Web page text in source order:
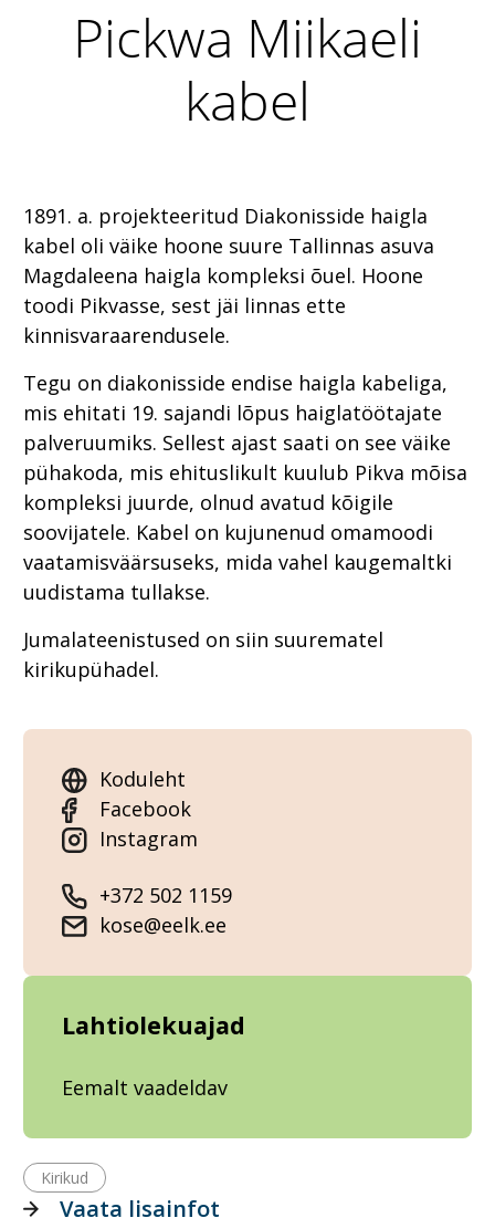
Pickwa Miikaeli
kabel
1891. a. projekteeritud Diakonisside haigla
kabel oli väike hoone suure Tallinnas asuva
Magdaleena haigla kompleksi õuel. Hoone
toodi Pikvasse, sest jäi linnas ette
kinnisvaraarendusele.
Tegu on diakonisside endise haigla kabeliga,
mis ehitati 19. sajandi lõpus haiglatöötajate
palveruumiks. Sellest ajast saati on see väike
pühakoda, mis ehituslikult kuulub Pikva mõisa
kompleksi juurde, olnud avatud kõigile
soovijatele. Kabel on kujunenud omamoodi
vaatamisväärsuseks, mida vahel kaugemaltki
uudistama tullakse.
Jumalateenistused on siin suurematel
kirikupühadel.
Koduleht
Facebook
Instagram
+372 502 1159
kose@eelk.ee
Lahtiolekuajad
Eemalt vaadeldav
Kirikud
Vaata lisainfot